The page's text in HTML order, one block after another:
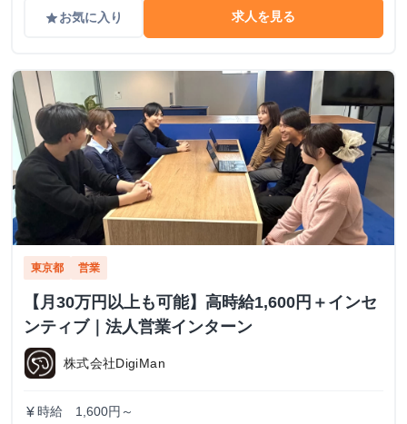
gradeお気に入り 求人を見る
東京都 営業
【月30万円以上も可能】高時給1,600円＋インセ
ンティブ｜法人営業インターン
株式会社DigiMan
currency_yen 時給 1,600円～